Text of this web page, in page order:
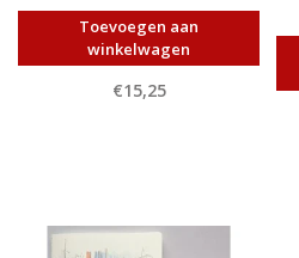
Toevoegen aan
winkelwagen
€15,25